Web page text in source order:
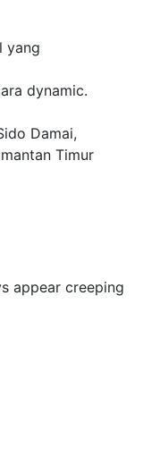
yang
dynamic.
Damai,
Timur
appear creeping